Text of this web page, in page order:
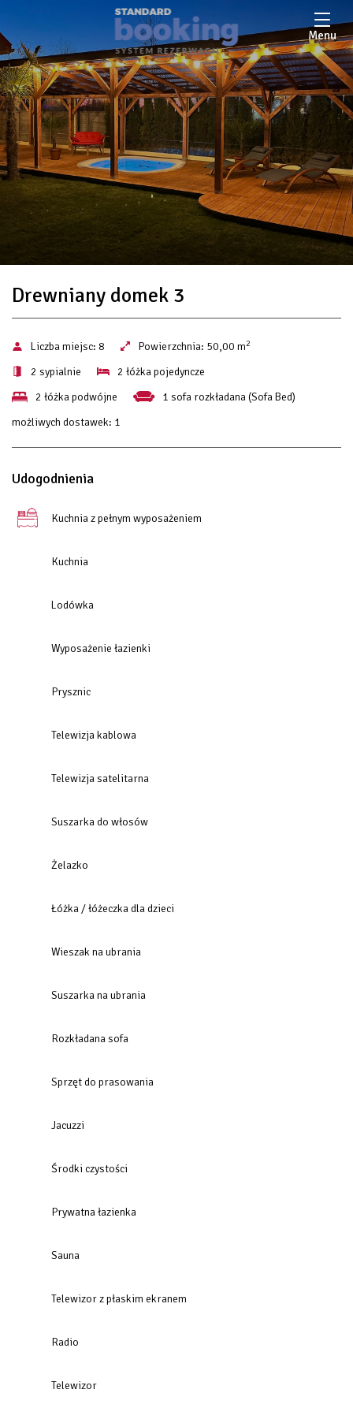
Menu
Drewniany domek 3
Liczba miejsc: 8 Powierzchnia: 50,00 m2
2 sypialnie
2 łóżka pojedyncze
2 łóżka podwójne
1 sofa rozkładana (Sofa Bed)
możliwych dostawek: 1
Udogodnienia
Kuchnia z pełnym wyposażeniem
Kuchnia
Lodówka
Wyposażenie łazienki
Prysznic
Telewizja kablowa
Telewizja satelitarna
Suszarka do włosów
Żelazko
Łóżka / łóżeczka dla dzieci
Wieszak na ubrania
Suszarka na ubrania
Rozkładana sofa
Sprzęt do prasowania
Jacuzzi
Środki czystości
Prywatna łazienka
Sauna
Telewizor z płaskim ekranem
Radio
Telewizor